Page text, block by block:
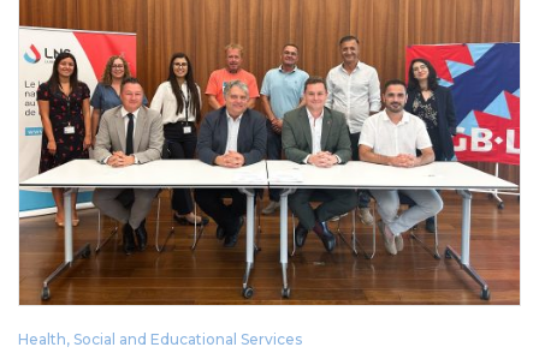
Health, Social and Educational Services